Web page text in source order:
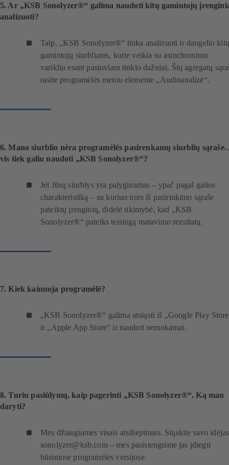
k
s
l
a
5. Ar „KSB Sonolyzer®“ galima naudoti kitų gamintojų
analizuoti?
Taip, „KSB Sonolyzer®“ tinka analizuoti ir daugelio kitų
gamintojų siurbliams, kurie veikia su asinchroniniu
varikliu esant pastoviam tinklo dažniui. Šių agregatų
rasite programėlės meniu elemente „Audioanalizė“.
6. Mano siurblio nėra programėlės pasirenkamų siurblių
vis tiek galiu naudoti „KSB Sonolyzer®“?
Jei Jūsų siurblys yra palyginamas – ypač pagal galios
charakteristiką – su kuriuo nors iš pasirinkimo sąraše
pateiktų įrenginių, didelė tikimybė, kad „KSB
Sonolyzer®“ pateiks teisingą matavimo rezultatą.
7. Kiek kainuoja programėlė?
„KSB Sonolyzer®“ galima atsiųsti iš „Google Play
ir „Apple App Store“ ir naudoti nemokamai.
8. Turiu pasiūlymų, kaip pagerinti „KSB Sonolyzer®“. Ką man
daryti?
Mes džiaugiamės visais atsiliepimais. Siųskite savo
sonolyzer@ksb.com – mes pasistengsime jas įdiegti
būsimose programėlės versijose.